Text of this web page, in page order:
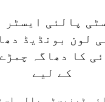
69 سلائی کا دھاگہ
کے لیے